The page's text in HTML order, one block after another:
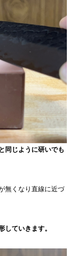
同じように研いでも
無くなり直線に近づ
していきます。